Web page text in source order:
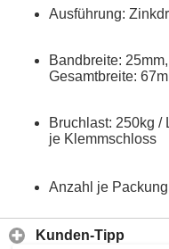
Ausführung:
Bandbreite:
Gesamtbreite:
Bruchlast: 250kg /
je Klemmschloss
Anzahl je
Kunden-Tipp